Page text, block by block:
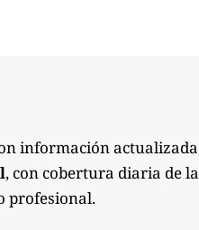
información
, con cobertura diaria de
profesional.